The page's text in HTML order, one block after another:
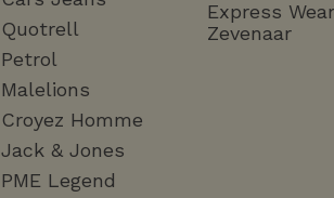
Quotrell
Petrol
Malelions
Croyez Homme
Jack & Jones
PME Legend
Express Wear
Zevenaar